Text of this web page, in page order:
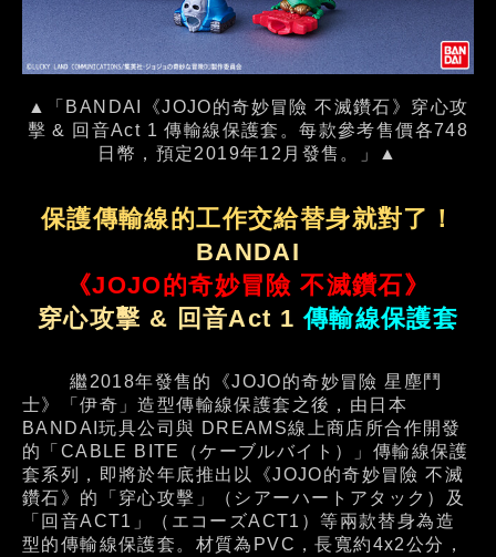
▲「BANDAI《JOJO的奇妙冒險 不滅鑽石》穿心攻
擊 & 回音Act 1 傳輸線保護套。每款參考售價各748
日幣，預定2019年12月發售。」▲
保護傳輸線的工作交給替身就對了！
BANDAI
《JOJO的奇妙冒險 不滅鑽石》
穿心攻擊 & 回音Act 1傳輸線保護套
繼2018年發售的《JOJO的奇妙冒險 星塵鬥
士》「伊奇」造型傳輸線保護套之後，由日本
BANDAI玩具公司與 DREAMS線上商店所合作開發
的「CABLE BITE（ケーブルバイト）」傳輸線保護
套系列，即將於年底推出以《JOJO的奇妙冒險 不滅
鑽石》的「穿心攻擊」（シアーハートアタック）及
「回音ACT1」（エコーズACT1）等兩款替身為造
型的傳輸線保護套。材質為PVC，長寬約4x2公分，